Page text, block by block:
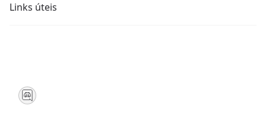
Links úteis